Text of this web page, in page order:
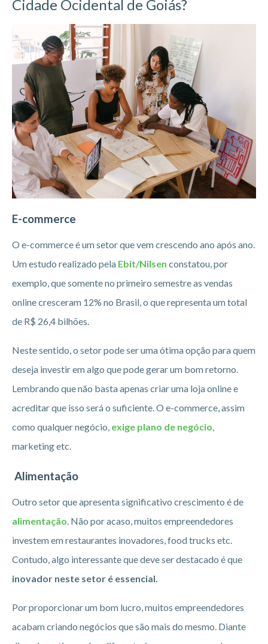
Cidade Ocidental de Goiás?
E-commerce
O e-commerce é um setor que vem crescendo ano após ano.
Um estudo realizado pela Ebit/Nilsen constatou, por
exemplo, que somente no primeiro semestre as vendas
online cresceram 12% no Brasil, o que representa um total
de R$ 26,4 bilhões.
Neste sentido, o setor pode ser uma ótima opção para quem
deseja investir em algo que pode gerar um bom retorno.
Lembrando que não basta apenas criar uma loja online e
acreditar que isso será o suficiente. O e-commerce, assim
como qualquer negócio, exige plano de negócio,
marketing etc.
Alimentação
Outro setor que apresenta significativo crescimento é de
alimentação. Não por acaso, muitos empreendedores
investem em restaurantes inovadores, food trucks etc.
Contudo, algo interessante que deve ser destacado é que
inovador neste setor é essencial.
Por proporcionar um bom lucro, muitos empreendedores
acabam criando negócios que são mais do mesmo. Diante